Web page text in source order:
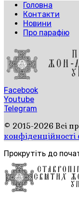
Головна
Контакти
Новини
Про парафію
Facebook
Youtube
Telegram
© 2015-2026 Всі
Прокрутіть до